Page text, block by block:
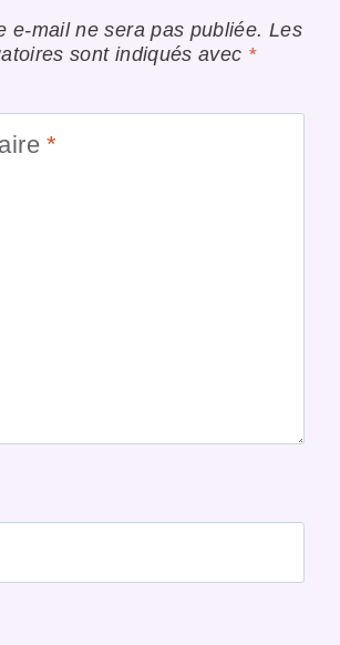
e-mail ne sera pas publiée. Les
sont indiqués avec *
*